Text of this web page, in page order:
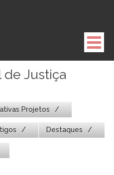
de Justiça
Projetos
Destaques